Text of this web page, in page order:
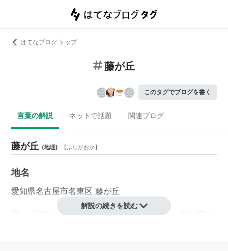
はてなブログ トップ
藤が丘
このタグでブログを書く
言葉の解説 ネットで話題 関連ブログ
藤が丘 (地理) 【ふじがおか】
地名
愛知県名古屋市名東区 藤が丘
藤が丘駅 名古屋市営地下鉄（東山線）・愛知高速
解説の続きを読む